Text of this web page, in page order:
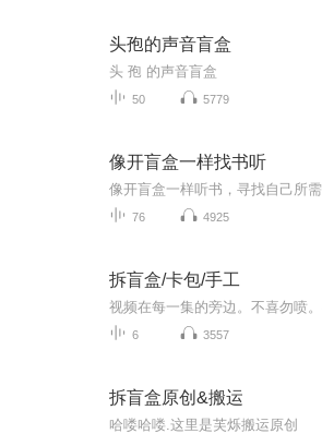
头孢的声音盲盒
头 孢 的声音盲盒
50 5779
像开盲盒一样找书听
像开盲盒一样听书，寻找自己所需
76 4925
拆盲盒/卡包/手工
6 3557
拆盲盒原创&搬运
哈喽哈喽.这里是芙烁搬运原创